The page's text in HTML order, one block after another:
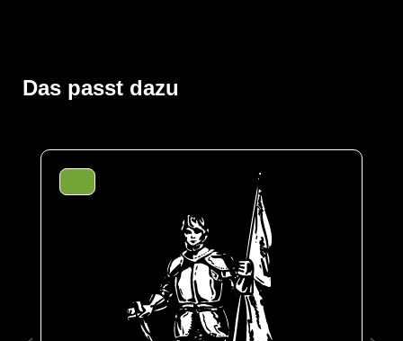
Atemschutzes innerhalb des Schutzanzuges. An den
Armenden befindet sich ein Doppelhandschuhsystem
Tropfrand ausgestattet. Das Visier ermöglicht eine
perfekte Rundumsicht und das großzügige Design
Das für den Anzug verwendete TYCHEM TK ist ein
extrem leichtes und reißfestes Material, welches sowohl
vor Gasen, als auch vor festen, flüssigen,
hochkonzentrierten organischen und anorganischen
Chemikalien und biologischen Gefahrstoffen schützt.
Ein Schutz vor militärischen Kampfstoffen ist ebenfalls
gegeben. Es ist antistatisch ausgerüstet.
Das passt dazu